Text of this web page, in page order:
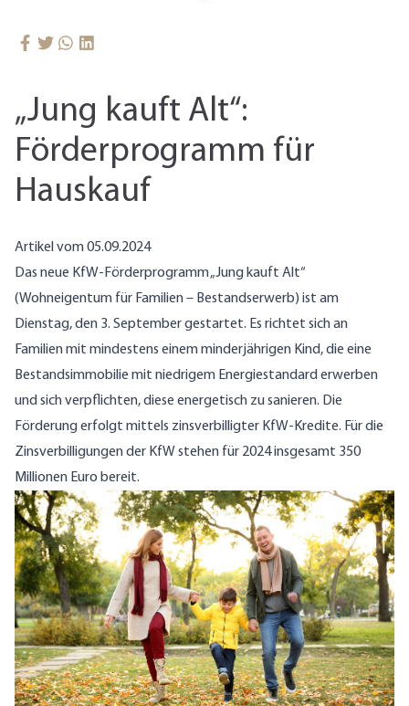
„Jung kauft Alt“:
Förderprogramm für
Hauskauf
Artikel vom 05.09.2024
Das neue KfW-Förderprogramm „Jung kauft Alt“
(Wohneigentum für Familien – Bestandserwerb) ist am
Dienstag, den 3. September gestartet. Es richtet sich an
Familien mit mindestens einem minderjährigen Kind, die eine
Bestandsimmobilie mit niedrigem Energiestandard erwerben
und sich verpflichten, diese energetisch zu sanieren. Die
Förderung erfolgt mittels zinsverbilligter KfW-Kredite. Für die
Zinsverbilligungen der KfW stehen für 2024 insgesamt 350
Millionen Euro bereit.